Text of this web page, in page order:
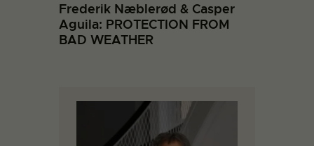
Frederik Næblerød & Casper
Aguila: PROTECTION FROM
BAD WEATHER